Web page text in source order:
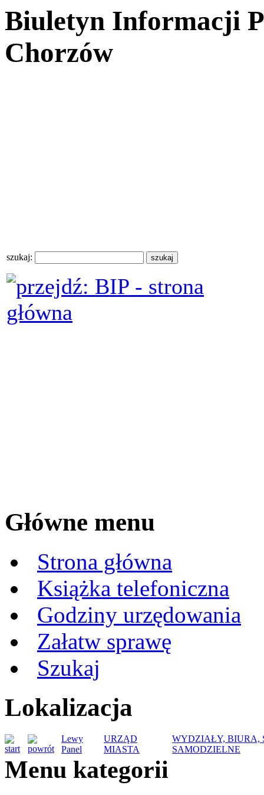
Biuletyn Informacji
Chorzów
szukaj:
Główne menu
Strona główna
Książka telefoniczna
Godziny urzędowania
Załatw sprawę
Szukaj
Lokalizacja
Lewy
Panel
URZĄD
MIASTA
WYDZIAŁY, BIURA,
SAMODZIELNE
Menu kategorii